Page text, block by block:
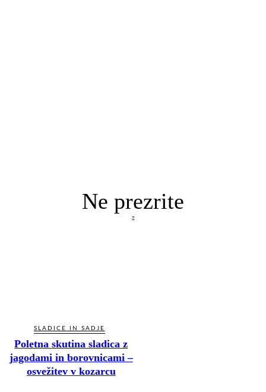
Ne prezrite
SLADICE IN SADJE
Poletna skutina sladica z
jagodami in borovnicami –
osvežitev v kozarcu